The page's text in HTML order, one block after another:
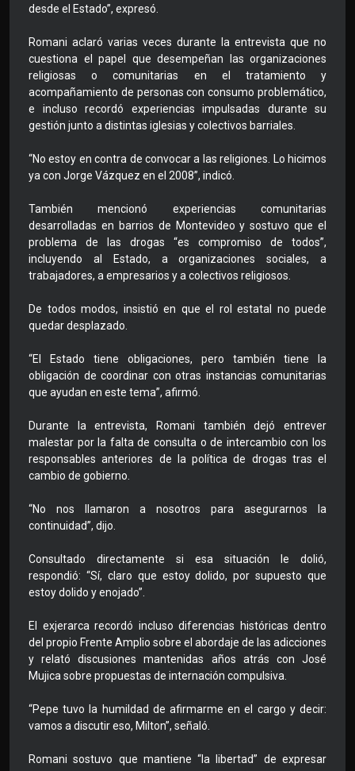
desde el Estado”, expresó.
Romani aclaró varias veces durante la entrevista que no
cuestiona el papel que desempeñan las organizaciones
religiosas o comunitarias en el tratamiento y
acompañamiento de personas con consumo problemático,
e incluso recordó experiencias impulsadas durante su
gestión junto a distintas iglesias y colectivos barriales.
“No estoy en contra de convocar a las religiones. Lo hicimos
ya con Jorge Vázquez en el 2008”, indicó.
También mencionó experiencias comunitarias
desarrolladas en barrios de Montevideo y sostuvo que el
problema de las drogas “es compromiso de todos”,
incluyendo al Estado, a organizaciones sociales, a
trabajadores, a empresarios y a colectivos religiosos.
De todos modos, insistió en que el rol estatal no puede
quedar desplazado.
“El Estado tiene obligaciones, pero también tiene la
obligación de coordinar con otras instancias comunitarias
que ayudan en este tema”, afirmó.
Durante la entrevista, Romani también dejó entrever
malestar por la falta de consulta o de intercambio con los
responsables anteriores de la política de drogas tras el
cambio de gobierno.
“No nos llamaron a nosotros para asegurarnos la
continuidad”, dijo.
Consultado directamente si esa situación le dolió,
respondió: “Sí, claro que estoy dolido, por supuesto que
estoy dolido y enojado”.
El exjerarca recordó incluso diferencias históricas dentro
del propio Frente Amplio sobre el abordaje de las adicciones
y relató discusiones mantenidas años atrás con José
Mujica sobre propuestas de internación compulsiva.
“Pepe tuvo la humildad de afirmarme en el cargo y decir:
vamos a discutir eso, Milton”, señaló.
Romani sostuvo que mantiene “la libertad” de expresar